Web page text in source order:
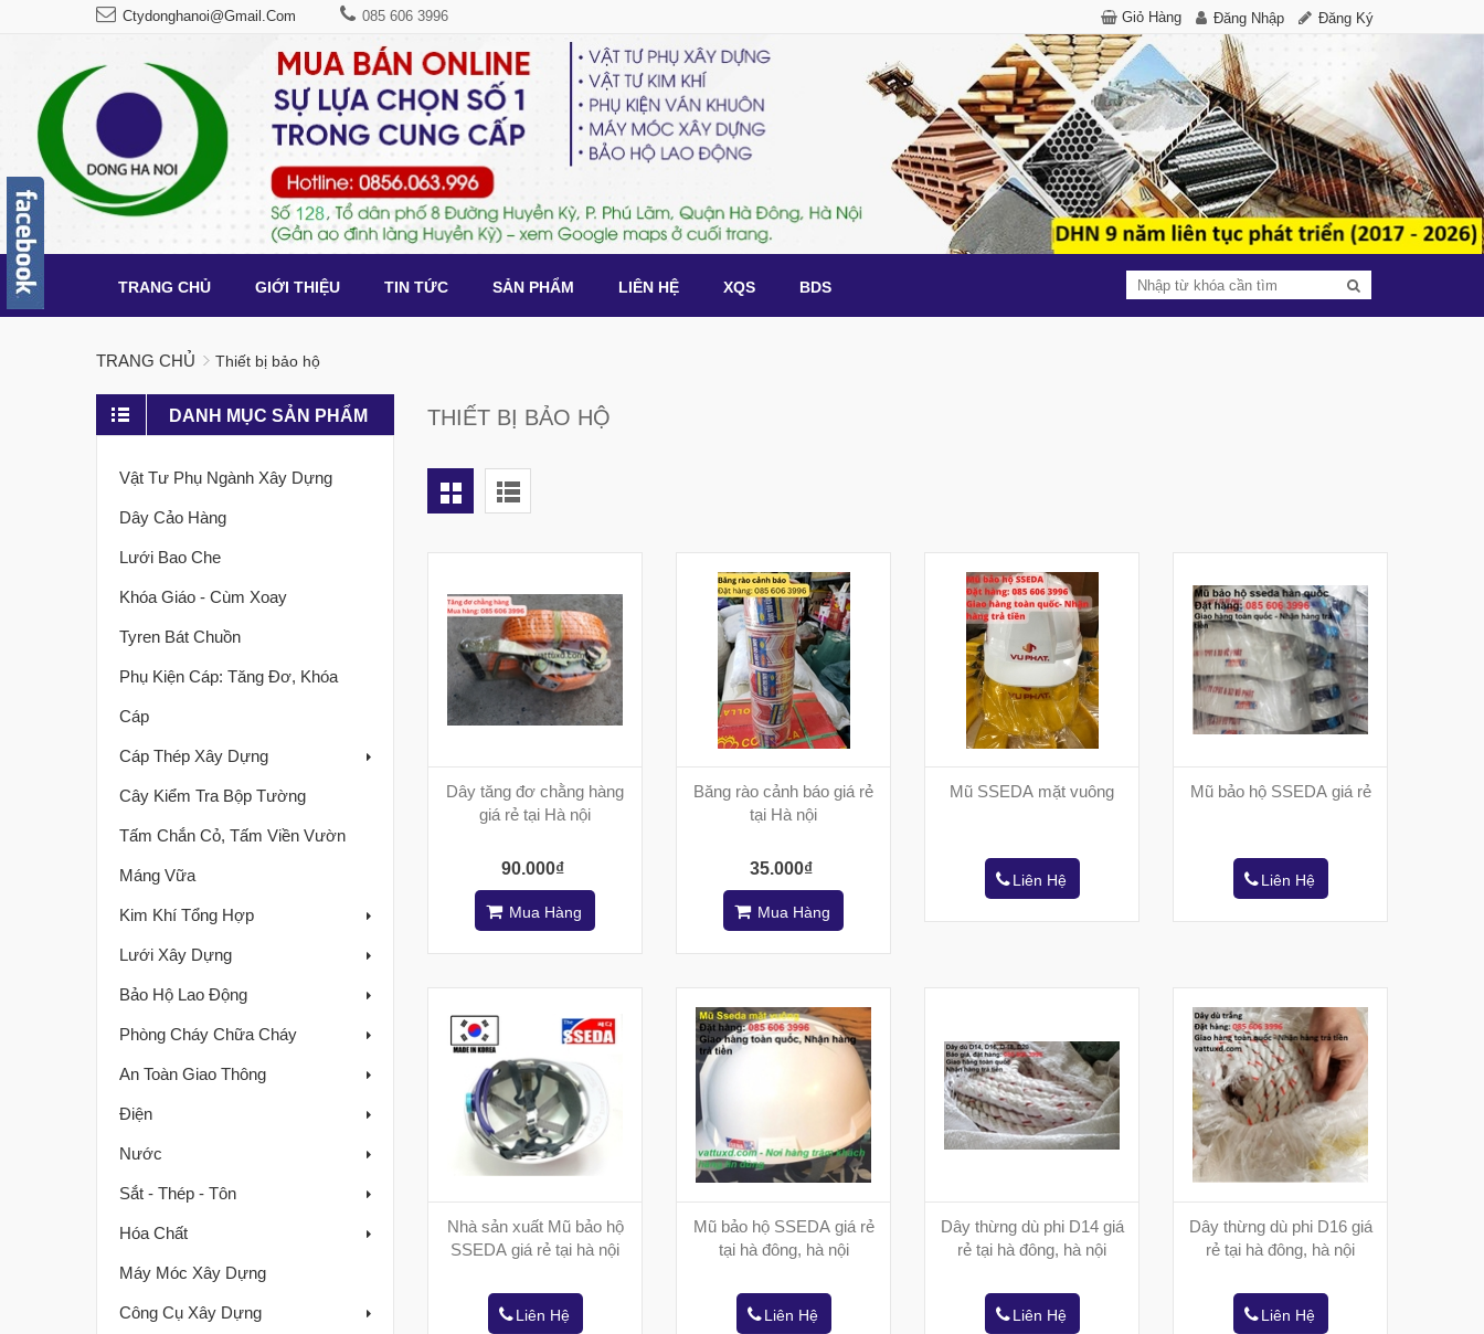
Ctydonghanoi@gmail.com 085 606 3996 Giỏ Hàng Đăng Nhập Đăng Ký
TRANG CHỦ GIỚI THIỆU TIN TỨC SẢN PHẨM LIÊN HỆ XQS BDS
TRANG CHỦ Thiết bị bảo hộ
THIẾT BỊ BẢO HỘ
Dây tăng đơ chằng hàng
giá rẻ tại Hà nội
90.000₫
Mua Hàng
Băng rào cảnh báo giá rẻ
tại Hà nội
35.000₫
Mua Hàng
Mũ SSEDA mặt vuông
Liên Hệ
Mũ bảo hộ SSEDA giá rẻ
Liên Hệ
Nhà sản xuất Mũ bảo hộ
SSEDA giá rẻ tại hà nội
Liên Hệ
Mũ bảo hộ SSEDA giá rẻ
tại hà đông, hà nội
Liên Hệ
Dây thừng dù phi D14 giá
rẻ tại hà đông, hà nội
Liên Hệ
Dây thừng dù phi D16 giá
rẻ tại hà đông, hà nội
Liên Hệ
DANH MỤC SẢN PHẨM
Vật Tư Phụ Ngành Xây Dựng
Dây Cảo Hàng
Lưới Bao Che
Khóa Giáo - Cùm Xoay
Tyren Bát Chuồn
Phụ Kiện Cáp: Tăng Đơ, Khóa
Cáp
Cáp Thép Xây Dựng
Cây Kiểm Tra Bộp Tường
Tấm Chắn Cỏ, Tấm Viền Vườn
Máng Vữa
Kim Khí Tổng Hợp
Lưới Xây Dựng
Bảo Hộ Lao Động
Phòng Cháy Chữa Cháy
An Toàn Giao Thông
Điện
Nước
Sắt - Thép - Tôn
Hóa Chất
Máy Móc Xây Dựng
Công Cụ Xây Dựng